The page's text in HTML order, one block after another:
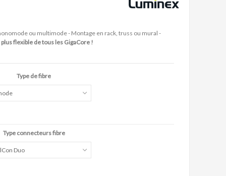
ou multimode - Montage en rack, truss ou mural -
plus flexible de tous les GigaCore !
Type de fibre
Type connecteurs fibre
Duo